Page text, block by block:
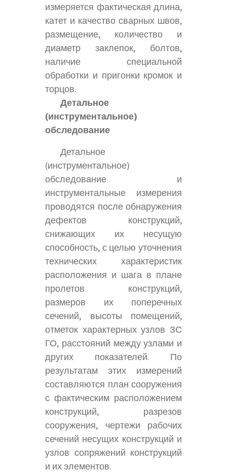
измеряется фактическая длина,
катет и качество сварных швов,
размещение, количество и
диаметр заклепок, болтов,
наличие специальной
обработки и пригонки кромок и
торцов.
Детальное
(инструментальное)
обследование
Детальное
(инструментальное)
обследование и
инструментальные измерения
проводятся после обнаружения
дефектов конструкций,
снижающих их несущую
способность, с целью уточнения
технических характеристик
расположения и шага в плане
пролетов конструкций,
размеров их поперечных
сечений, высоты помещений,
отметок характерных узлов ЗС
ГО, расстояний между узлами и
других показателей. По
результатам этих измерений
составляются план сооружения
с фактическим расположением
конструкций, разрезов
сооружения, чертежи рабочих
сечений несущих конструкций и
узлов сопряжений конструкций
и их элементов.